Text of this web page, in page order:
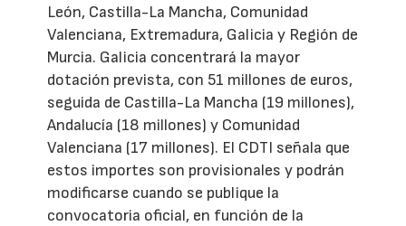
León, Castilla-La Mancha, Comunidad
Valenciana, Extremadura, Galicia y Región de
Murcia. Galicia concentrará la mayor
dotación prevista, con 51 millones de euros,
seguida de Castilla-La Mancha (19 millones),
Andalucía (18 millones) y Comunidad
Valenciana (17 millones). El CDTI señala que
estos importes son provisionales y podrán
modificarse cuando se publique la
convocatoria oficial, en función de la